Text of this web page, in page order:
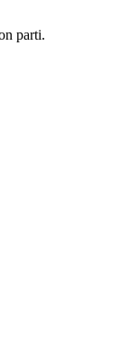
parti.